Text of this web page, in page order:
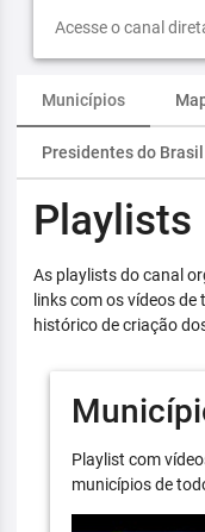
Acesse o canal
Municípios
Presidentes do Brasil
Playlists
As playlists do canal
links com os vídeos
histórico de criação
Playlist com
municípios de